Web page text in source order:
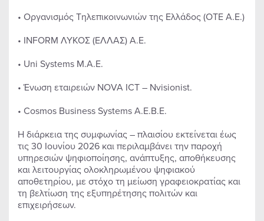
• Οργανισμός Τηλεπικοινωνιών της Ελλάδος (ΟΤΕ Α.Ε.)
• INFORM ΛΥΚΟΣ (ΕΛΛΑΣ) Α.Ε.
• Uni Systems Μ.Α.Ε.
• Ένωση εταιρειών NOVA ICT – Nvisionist.
• Cosmos Business Systems Α.Ε.Β.Ε.
Η διάρκεια της συμφωνίας – πλαισίου εκτείνεται έως
τις 30 Ιουνίου 2026 και περιλαμβάνει την παροχή
υπηρεσιών ψηφιοποίησης, ανάπτυξης, αποθήκευσης
και λειτουργίας ολοκληρωμένου ψηφιακού
αποθετηρίου, με στόχο τη μείωση γραφειοκρατίας και
τη βελτίωση της εξυπηρέτησης πολιτών και
επιχειρήσεων.